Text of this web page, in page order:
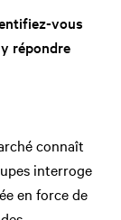
vous
répondre
connaît
interroge
en force de